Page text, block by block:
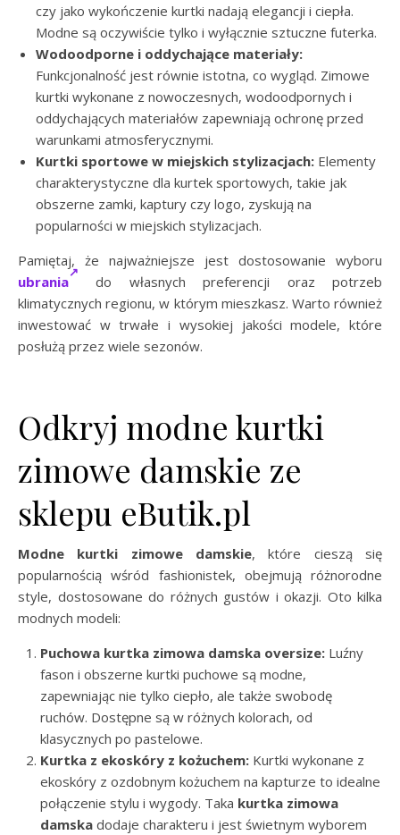
czy jako wykończenie kurtki nadają elegancji i ciepła.
Modne są oczywiście tylko i wyłącznie sztuczne futerka.
Wodoodporne i oddychające materiały:
Funkcjonalność jest równie istotna, co wygląd. Zimowe
kurtki wykonane z nowoczesnych, wodoodpornych i
oddychających materiałów zapewniają ochronę przed
warunkami atmosferycznymi.
Kurtki sportowe w miejskich stylizacjach: Elementy
charakterystyczne dla kurtek sportowych, takie jak
obszerne zamki, kaptury czy logo, zyskują na
popularności w miejskich stylizacjach.
Pamiętaj, że najważniejsze jest dostosowanie wyboru
ubrania
do własnych preferencji oraz potrzeb
klimatycznych regionu, w którym mieszkasz. Warto również
inwestować w trwałe i wysokiej jakości modele, które
posłużą przez wiele sezonów.
Odkryj modne kurtki
zimowe damskie ze
sklepu eButik.pl
Modne kurtki zimowe damskie, które cieszą się
popularnością wśród fashionistek, obejmują różnorodne
style, dostosowane do różnych gustów i okazji. Oto kilka
modnych modeli:
Puchowa kurtka zimowa damska oversize: Luźny
fason i obszerne kurtki puchowe są modne,
zapewniając nie tylko ciepło, ale także swobodę
ruchów. Dostępne są w różnych kolorach, od
klasycznych po pastelowe.
Kurtka z ekoskóry z kożuchem: Kurtki wykonane z
ekoskóry z ozdobnym kożuchem na kapturze to idealne
połączenie stylu i wygody. Taka kurtka zimowa
damska dodaje charakteru i jest świetnym wyborem